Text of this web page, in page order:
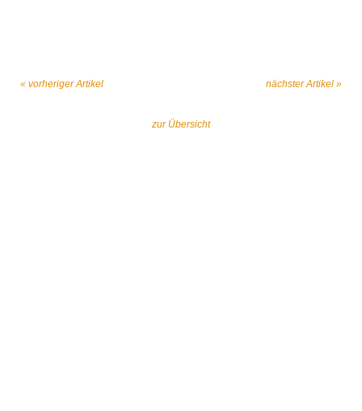
« vorheriger Artikel
zur Übersicht
nächster Artikel »